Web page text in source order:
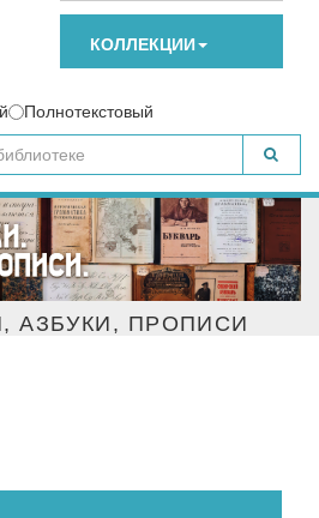
КОЛЛЕКЦИИ
Полнотекстовый
АЗБУКИ, ПРОПИСИ